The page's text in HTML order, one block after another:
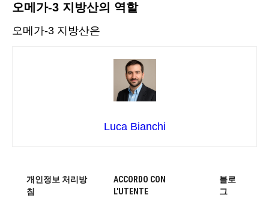
오메가-3 지방산의 역할
오메가-3 지방산은
Luca Bianchi
개인정보 처리방
침
ACCORDO CON
L'UTENTE
블로
그